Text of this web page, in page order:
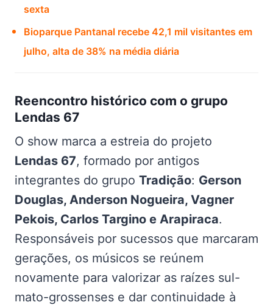
sexta
Bioparque Pantanal recebe 42,1 mil visitantes em
julho, alta de 38% na média diária
Reencontro histórico com o grupo
Lendas 67
O show marca a estreia do projeto
Lendas 67, formado por antigos
integrantes do grupo Tradição: Gerson
Douglas, Anderson Nogueira, Vagner
Pekois, Carlos Targino e Arapiraca.
Responsáveis por sucessos que marcaram
gerações, os músicos se reúnem
novamente para valorizar as raízes sul-
mato-grossenses e dar continuidade à